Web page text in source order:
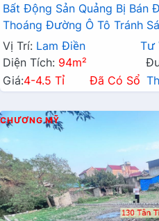
Bất Động Sản Quảng Bị Bán
Thoáng Đường Ô Tô Tránh
Liên Xã
Vị Trí: Lam Điền Tư
Diện Tích: 94m²
Giá:4-4.5 Tỉ Đã Có Sổ
CHƯƠNG MỸ